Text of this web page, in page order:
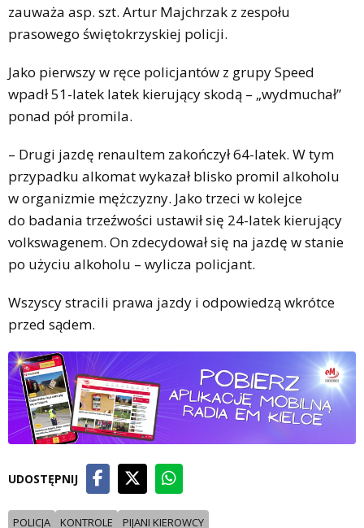
zauważa asp. szt. Artur Majchrzak z zespołu
prasowego świętokrzyskiej policji.
Jako pierwszy w ręce policjantów z grupy Speed
wpadł 51-latek latek kierujący skodą – „wydmuchał”
ponad pół promila.
– Drugi jazdę renaultem zakończył 64-latek. W tym
przypadku alkomat wykazał blisko promil alkoholu
w organizmie mężczyzny. Jako trzeci w kolejce
do badania trzeźwości ustawił się 24-latek kierujący
volkswagenem. On zdecydował się na jazdę w stanie
po użyciu alkoholu – wylicza policjant.
Wszyscy stracili prawa jazdy i odpowiedzą wkrótce
przed sądem.
UDOSTĘPNIJ
POLICJA KONTROLE PIJANI KIEROWCY